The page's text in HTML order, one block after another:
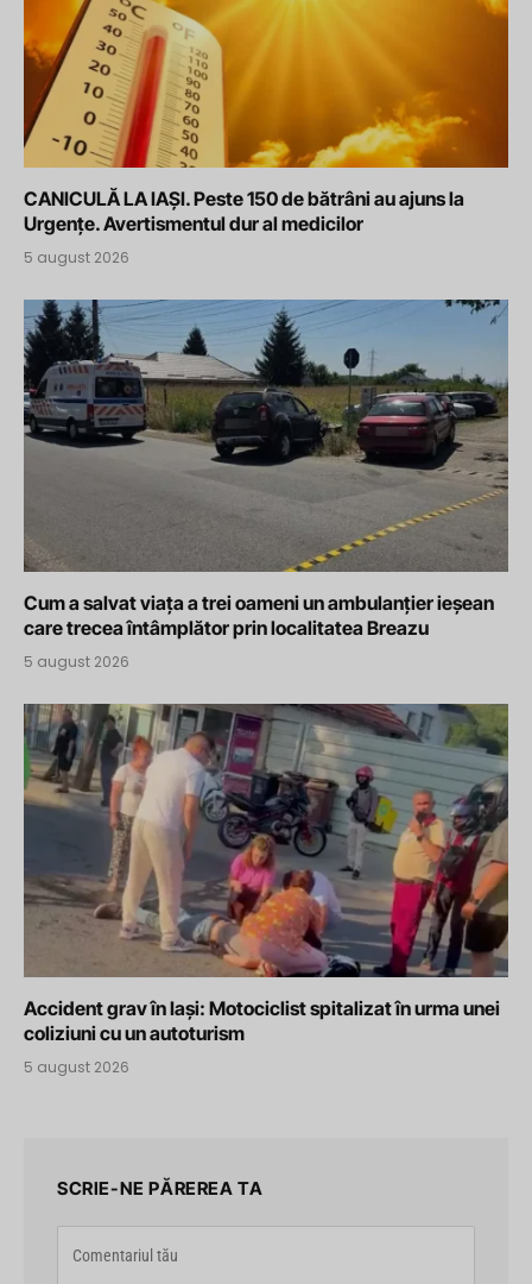
CANICULĂ LA IAȘI. Peste 150 de bătrâni au ajuns la
Urgențe. Avertismentul dur al medicilor
5 august 2026
Cum a salvat viața a trei oameni un ambulanțier ieșean
care trecea întâmplător prin localitatea Breazu
5 august 2026
Accident grav în Iași: Motociclist spitalizat în urma unei
coliziuni cu un autoturism
5 august 2026
SCRIE-NE PĂREREA TA